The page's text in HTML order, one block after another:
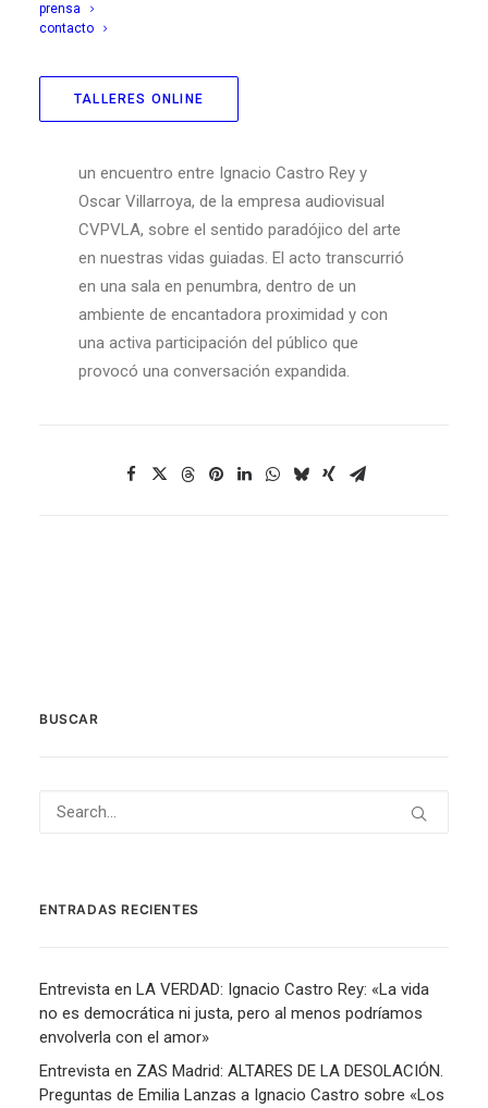
prensa
contacto
TALLERES ONLINE
un encuentro entre Ignacio Castro Rey y
Oscar Villarroya, de la empresa audiovisual
CVPVLA, sobre el sentido paradójico del arte
en nuestras vidas guiadas. El acto transcurrió
en una sala en penumbra, dentro de un
ambiente de encantadora proximidad y con
una activa participación del público que
provocó una conversación expandida.
BUSCAR
ENTRADAS RECIENTES
Entrevista en LA VERDAD: Ignacio Castro Rey: «La vida
no es democrática ni justa, pero al menos podríamos
envolverla con el amor»
Entrevista en ZAS Madrid: ALTARES DE LA DESOLACIÓN.
Preguntas de Emilia Lanzas a Ignacio Castro sobre «Los